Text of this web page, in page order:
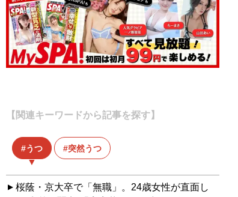
【関連キーワードから記事を探す】
うつ 突然うつ
桜蔭・京大卒で「無職」。24歳女性が直面し